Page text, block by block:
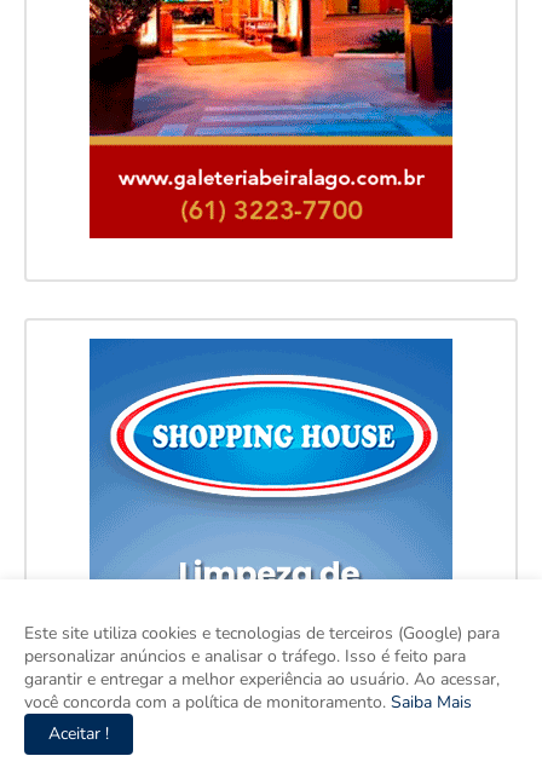
Este site utiliza cookies e tecnologias de terceiros (Google) para
personalizar anúncios e analisar o tráfego. Isso é feito para
garantir e entregar a melhor experiência ao usuário. Ao acessar,
você concorda com a política de monitoramento. Saiba Mais
Aceitar !